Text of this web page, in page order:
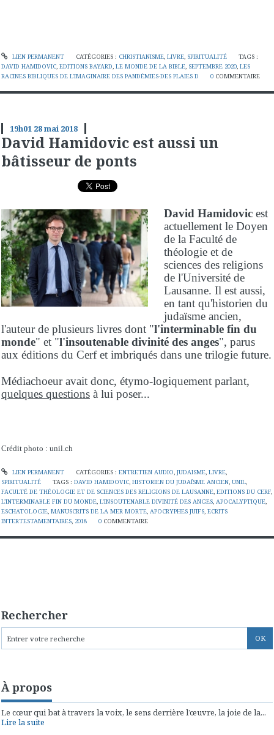
LIEN PERMANENT CATÉGORIES : CHRISTIANISME, LIVRE, SPIRITUALITÉ
TAGS :
DAVID HAMIDOVIC EDITIONS BAYARD LE MONDE DE LA BIBLE SEPTEMBRE 2020 LES
RACINES BIBLIQUES DE L'IMAGINAIRE DES PANDÉMIES-DES PLAIES D
0 COMMENTAIRE
19h01 28mai 2018
David Hamidovic est aussi un
bâtisseur de ponts
David Hamidovic est
actuellement le Doyen
de la Faculté de
théologie et de
sciences des religions
de l'Université de
Lausanne. Il est aussi,
en tant qu'historien du
judaïsme ancien,
l'auteur de plusieurs livres dont "l'interminable fin du
monde" et "l'insoutenable divinité des anges", parus
aux éditions du Cerf et imbriqués dans une trilogie future.
Médiachoeur avait donc, étymo-logiquement parlant,
quelques questions à lui poser...
Crédit photo : unil.ch
LIEN PERMANENT CATÉGORIES : ENTRETIEN AUDIO, JUDAISME, LIVRE,
SPIRITUALITÉ
TAGS :DAVID HAMIDOVIC,HISTORIEN DU JUDAÏSME ANCIEN,UNIL,
FACULTÉ DE THÉOLOGIE ET DE SCIENCES DES RELIGIONS DE LAUSANNE, EDITIONS DU CERF,
L'INTERMINABLE FIN DU MONDE, L'INSOUTENABLE DIVINITÉ DES ANGES, APOCALYPTIQUE,
ESCHATOLOGIE, MANUSCRITS DE LA MER MORTE, APOCRYPHES JUIFS, ECRITS
INTERTESTAMENTAIRES, 2018 0 COMMENTAIRE
Rechercher
À propos
Le cœur qui bat à travers la voix, le sens derrière l’œuvre, la joie de la...
Lire la suite